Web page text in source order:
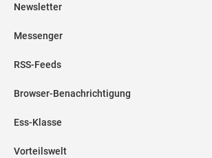
Newsletter
Messenger
RSS-Feeds
Browser-Benachrichtigung
Ess-Klasse
Vorteilswelt